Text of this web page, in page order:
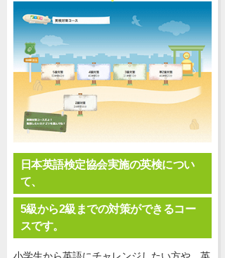
日本英語検定協会実施の英検につい
て、
5級から2級までの対策ができるコー
スです。
小学生から英語にチャレンジしたい方や、英